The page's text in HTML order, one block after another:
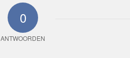
0
ANTWOORDEN